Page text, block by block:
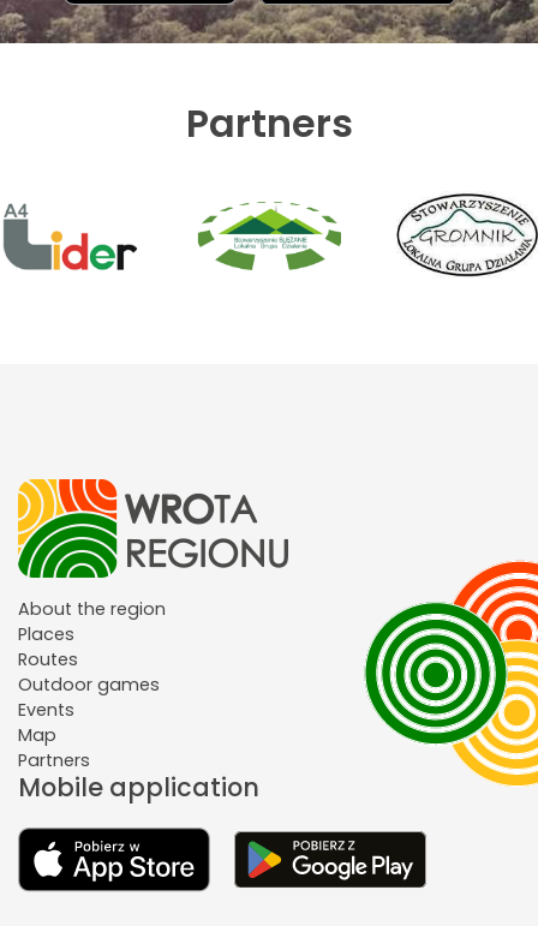
Partners
About the region
Places
Routes
Outdoor games
Events
Map
Partners
Mobile application